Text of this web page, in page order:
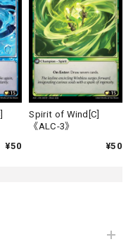
¥50
Spirit of Wind[C]
《ALC-3》
¥50